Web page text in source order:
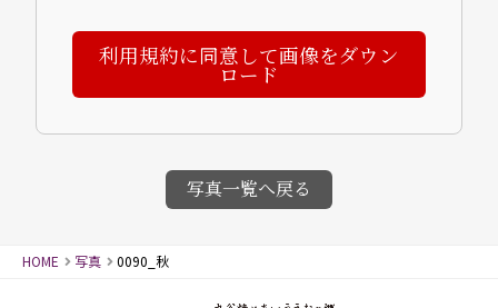
・掲載時は以下いずれかのクレジットを記
載してください：
「©山代温泉観光協会」「写真提供：山代
温泉観光協会」など。
【完成物の送付について】
丁目70番地
4．禁止事項
・画像素材に商品性が依存する商品の製
造・販売（例：カレンダー等）
反する行為
・迷惑メールへの使用、画像への直リンク
画像使用により発生した損害について、当
利用規約に同意して画像をダウン
ロード
写真一覧へ戻る
HOME 写真 0090_秋